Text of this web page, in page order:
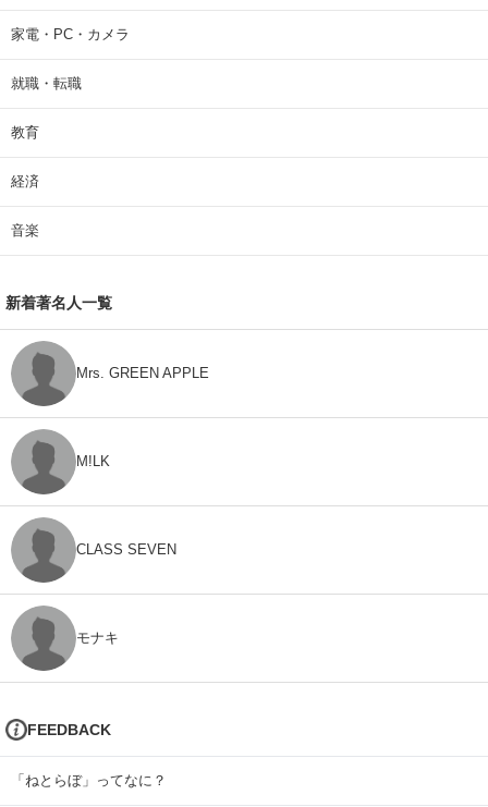
家電・PC・カメラ
就職・転職
教育
経済
音楽
新着著名人一覧
Mrs. GREEN APPLE
M!LK
CLASS SEVEN
モナキ
FEEDBACK
「ねとらぼ」ってなに？